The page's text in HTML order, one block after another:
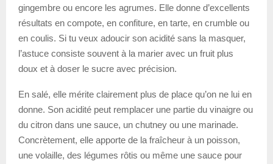
gingembre ou encore les agrumes. Elle donne d’excellents
résultats en compote, en confiture, en tarte, en crumble ou
en coulis. Si tu veux adoucir son acidité sans la masquer,
l’astuce consiste souvent à la marier avec un fruit plus
doux et à doser le sucre avec précision.
En salé, elle mérite clairement plus de place qu’on ne lui en
donne. Son acidité peut remplacer une partie du vinaigre ou
du citron dans une sauce, un chutney ou une marinade.
Concrètement, elle apporte de la fraîcheur à un poisson,
une volaille, des légumes rôtis ou même une sauce pour